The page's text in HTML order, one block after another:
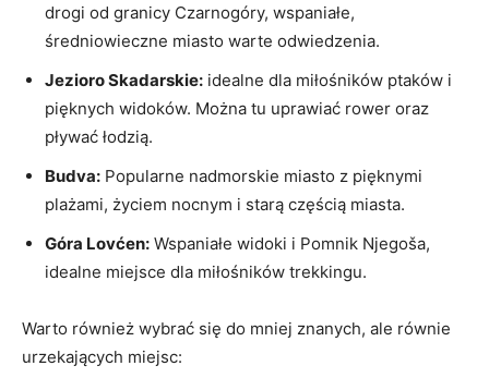
drogi od‍ granicy‌ Czarnogóry, wspaniałe,
średniowieczne miasto warte ⁢odwiedzenia.
Jezioro Skadarskie: idealne dla miłośników ptaków i
pięknych ⁤widoków. Można tu uprawiać rower oraz
pływać łodzią.
Budva: Popularne nadmorskie miasto z pięknymi
plażami, życiem nocnym i starą częścią miasta.
Góra Lovćen: Wspaniałe widoki i Pomnik Njegoša,
idealne miejsce dla ⁤miłośników trekkingu.
Warto również wybrać się do mniej znanych, ale równie
urzekających miejsc: